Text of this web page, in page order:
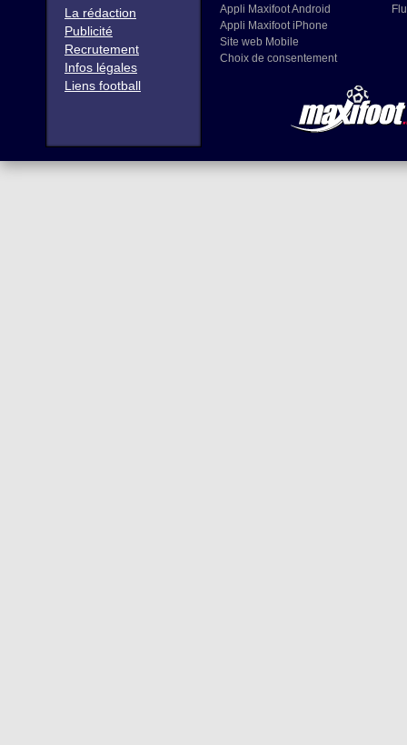
La rédaction
Publicité
Recrutement
Infos légales
Liens football
Appli Maxifoot Android
Appli Maxifoot iPhone
Site web Mobile
Choix de consentement